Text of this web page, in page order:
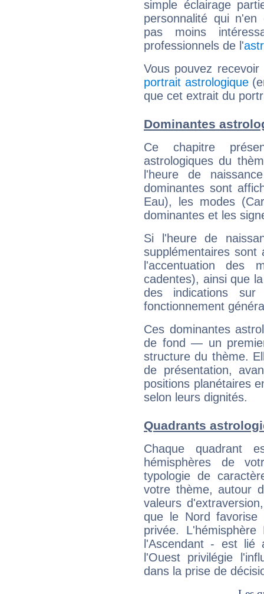
simple éclairage
personnalité qui n'en
pas moins
professionnels de l'
Vous pouvez
portrait astrologique
que cet extrait du
Dominantes
Ce chapitre
astrologiques du
l'heure de
dominantes sont
Eau), les modes
dominantes et les
Si l'heure de
supplémentaires sont
l'accentuation des
cadentes), ainsi que
des indications sur
fonctionnement
Ces dominantes
de fond — un
structure du thème.
de présentation,
positions planétaires
selon leurs dignités.
Quadrants
Chaque quadrant
hémisphères de
typologie de
votre thème, autour
valeurs
que le Nord favorise
privée.
l'Ascendant - est
l'Ouest privilégie
dans la prise de